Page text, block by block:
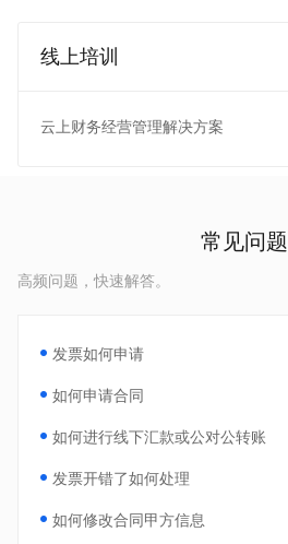
线上培训
云上财务经营管理解决方案
常见问题
高频问题，快速解答。
发票如何申请
如何申请合同
如何进行线下汇款或公对公转账
发票开错了如何处理
如何修改合同甲方信息